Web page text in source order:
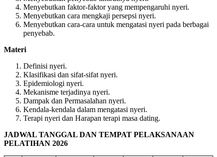
Menyebutkan faktor-faktor yang mempengaruhi nyeri.
Menyebutkan cara mengkaji persepsi nyeri.
Menyebutkan cara-cara untuk mengatasi nyeri pada berbagai
penyebab.
Materi
Definisi nyeri.
Klasifikasi dan sifat-sifat nyeri.
Epidemiologi nyeri.
Mekanisme terjadinya nyeri.
Dampak dan Permasalahan nyeri.
Kendala-kendala dalam mengatasi nyeri.
Terapi nyeri dan Harapan terapi masa dating.
JADWAL TANGGAL DAN TEMPAT PELAKSANAAN
PELATIHAN 2026